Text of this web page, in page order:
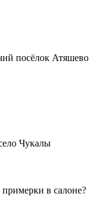
посёлок Атяшево
Чукалы
примерки в салоне?